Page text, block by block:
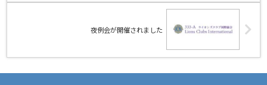
夜例会が開催されました